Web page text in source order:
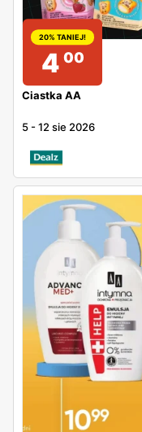
20% TANIEJ!
4 00
Ciastka AA
5 -12 sie 2026